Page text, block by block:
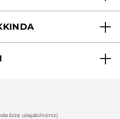
bize ulaşabilirsiniz)